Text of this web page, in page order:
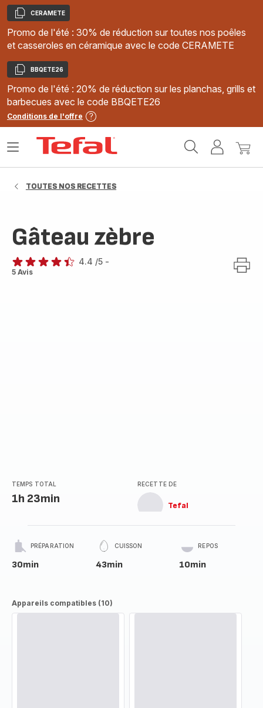
Copier
CERAMETE
Promo de l'été : 30% de réduction sur toutes nos poêles
et casseroles en céramique avec le code CERAMETE
Copier
BBQETE26
Promo de l'été : 20% de réduction sur les planchas, grills et
barbecues avec le code BBQETE26
Conditions de l'offre
MonMon
Ouvrir
TOUTES NOS RECETTES
Gâteau zèbre
ratings.4.4
4.4 /5 -
5 Avis
TEMPS TOTAL
1h 23min
RECETTE DE
Tefal
PRÉPARATION
30min
CUISSON
43min
REPOS
10min
Appareils compatibles (10)